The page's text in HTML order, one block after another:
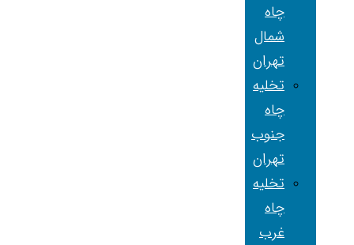
چاه
شمال
تهران
تخلیه
چاه
جنوب
تهران
تخلیه
چاه
غرب